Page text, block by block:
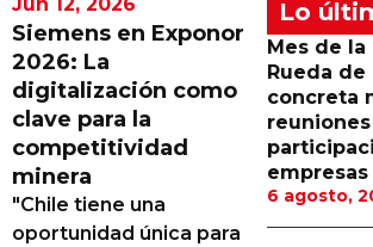
Minerí­a Subterránea
Proveedores
Canal Digital
Columnas de Opinión
Siemens en Exponor
2026: La
digitalización como
clave para la
competitividad
minera
"Chile tiene una
oportunidad única para
Lo
Mes de la
Rueda de
concreta
6 agosto,